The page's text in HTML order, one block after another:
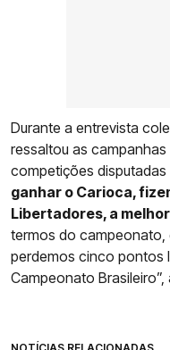
Durante a entrevista
ressaltou as
competições
ganhar o Carioca,
Libertadores, a
termos do campeonato,
perdemos cinco pontos
Campeonato Brasileiro”,